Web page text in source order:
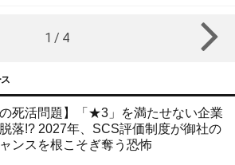
1 / 4
の死活問題】「★3」を満たせない企業
落!? 2027年、SCS評価制度が御社の
ンスを根こそぎ奪う恐怖